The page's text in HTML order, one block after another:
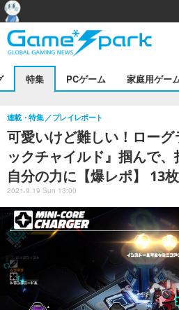
特集 PCゲーム 家庭用ゲー
可愛いけど難しい！ローグ
ックチャイルド』掴んで
自分の力に【爆レポ】 13
連載・特集 プレイレポート
2021.9.19 Sun 13:00